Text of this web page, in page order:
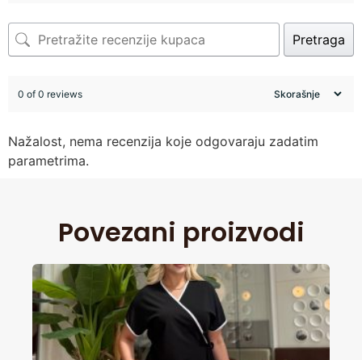
Pretraga
0 of 0 reviews
Nažalost, nema recenzija koje odgovaraju zadatim
parametrima.
Povezani proizvodi